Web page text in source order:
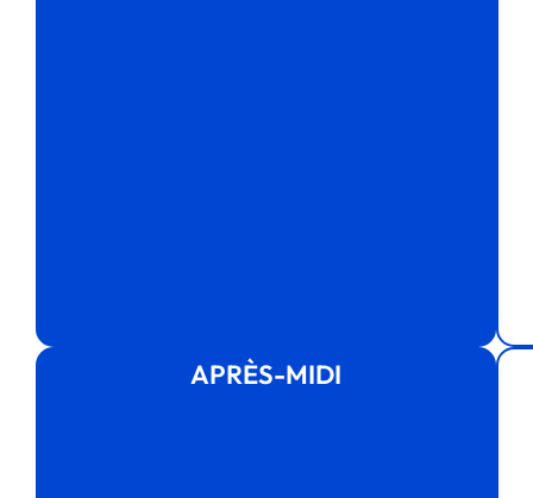
APRÈS-MIDI